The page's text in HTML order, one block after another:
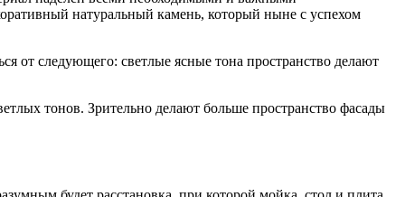
натуральный камень, который ныне с успехом
от следующего: светлые ясные тона пространство делают
тонов. Зрительно делают больше пространство фасады